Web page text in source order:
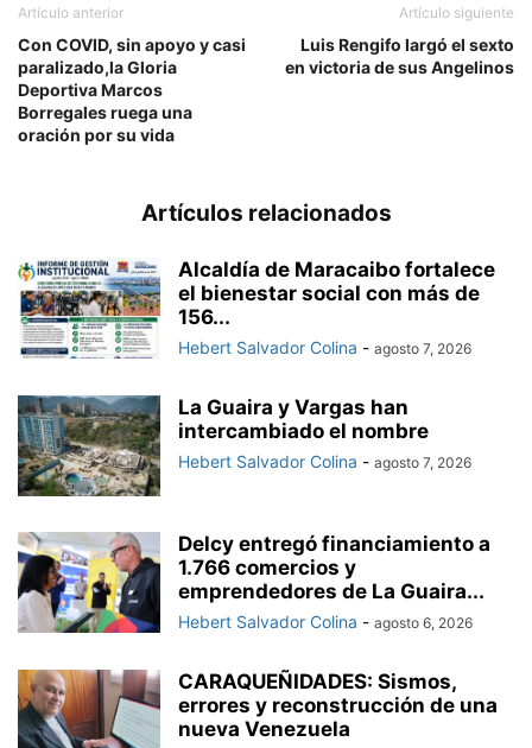
Artículo anterior
Con COVID, sin apoyo y casi
paralizado,la Gloria
Deportiva Marcos
Borregales ruega una
oración por su vida
Artículo siguiente
Luis Rengifo largó el sexto
en victoria de sus Angelinos
Artículos relacionados
Alcaldía de Maracaibo fortalece
el bienestar social con más de
156...
Hebert Salvador Colina - agosto 7, 2026
La Guaira y Vargas han
intercambiado el nombre
Hebert Salvador Colina - agosto 7, 2026
Delcy entregó financiamiento a
1.766 comercios y
emprendedores de La Guaira...
Hebert Salvador Colina - agosto 6, 2026
CARAQUEÑIDADES: Sismos,
errores y reconstrucción de una
nueva Venezuela